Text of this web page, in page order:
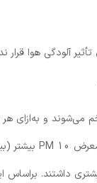
آلودگی هوا قرار
داشتند. براساس